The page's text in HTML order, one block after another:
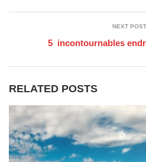
NEXT POST
5 incontournables
RELATED POSTS